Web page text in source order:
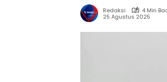
Redaksi
4 Min
25 Agustus 2025